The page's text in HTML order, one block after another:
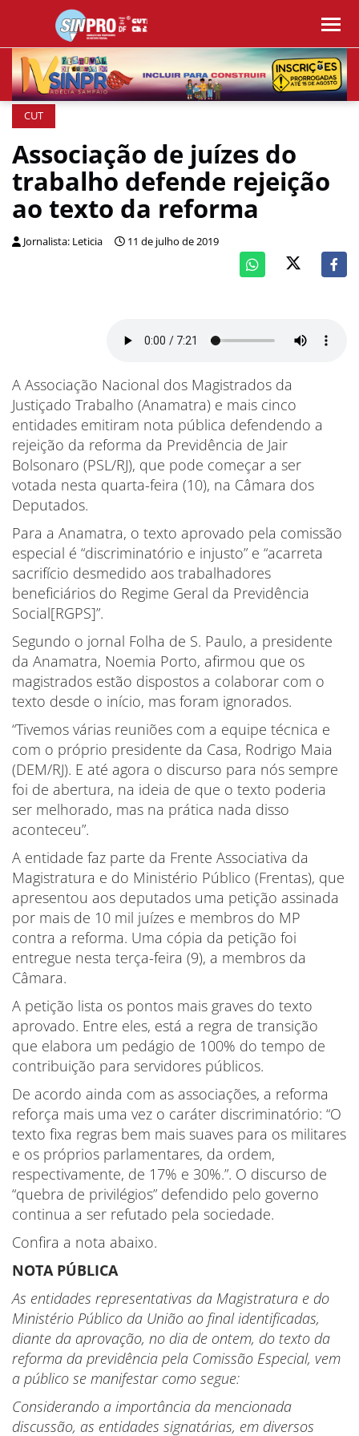
CUT
Associação de juízes do
trabalho defende rejeição
ao texto da reforma
Jornalista: Leticia 11 de julho de 2019
A Associação Nacional dos Magistrados da
Justiçado Trabalho (Anamatra) e mais cinco
entidades emitiram nota pública defendendo a
rejeição da reforma da Previdência de Jair
Bolsonaro (PSL/RJ), que pode começar a ser
votada nesta quarta-feira (10), na Câmara dos
Deputados.
Para a Anamatra, o texto aprovado pela comissão
especial é “discriminatório e injusto” e “acarreta
sacrifício desmedido aos trabalhadores
beneficiários do Regime Geral da Previdência
Social[RGPS]”.
Segundo o jornal Folha de S. Paulo, a presidente
da Anamatra, Noemia Porto, afirmou que os
magistrados estão dispostos a colaborar com o
texto desde o início, mas foram ignorados.
“Tivemos várias reuniões com a equipe técnica e
com o próprio presidente da Casa, Rodrigo Maia
(DEM/RJ). E até agora o discurso para nós sempre
foi de abertura, na ideia de que o texto poderia
ser melhorado, mas na prática nada disso
aconteceu”.
A entidade faz parte da Frente Associativa da
Magistratura e do Ministério Público (Frentas), que
apresentou aos deputados uma petição assinada
por mais de 10 mil juízes e membros do MP
contra a reforma. Uma cópia da petição foi
entregue nesta terça-feira (9), a membros da
Câmara.
A petição lista os pontos mais graves do texto
aprovado. Entre eles, está a regra de transição
que elabora um pedágio de 100% do tempo de
contribuição para servidores públicos.
De acordo ainda com as associações, a reforma
reforça mais uma vez o caráter discriminatório: “O
texto fixa regras bem mais suaves para os militares
e os próprios parlamentares, da ordem,
respectivamente, de 17% e 30%.”. O discurso de
“quebra de privilégios” defendido pelo governo
continua a ser refutado pela sociedade.
Confira a nota abaixo.
NOTA PÚBLICA
As entidades representativas da Magistratura e do
Ministério Público da União ao final identificadas,
diante da aprovação, no dia de ontem, do texto da
reforma da previdência pela Comissão Especial, vem
a público se manifestar como segue:
Considerando a importância da mencionada
discussão, as entidades signatárias, em diversos